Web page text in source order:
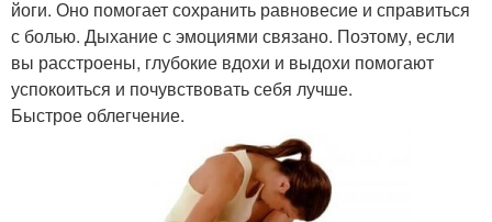
йоги. Оно помогает сохранить равновесие и справиться
с болью. Дыхание с эмоциями связано. Поэтому, если
вы расстроены, глубокие вдохи и выдохи помогают
успокоиться и почувствовать себя лучше.
Быстрое облегчение.